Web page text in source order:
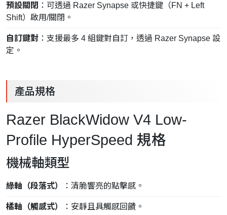
預設關閉 ：可透過 Razer Synapse 或快捷鍵（FN + Left
Shift）啟用/關閉。
自訂鍵對 ：支援最多 4 組鍵對自訂，透過 Razer Synapse 設
定。
產品規格
Razer BlackWidow V4 Low-
Profile HyperSpeed 規格
機械軸類型
綠軸（段落式） ：清脆響亮的點擊感。
橘軸（觸感式） ：安靜且具觸感回饋。